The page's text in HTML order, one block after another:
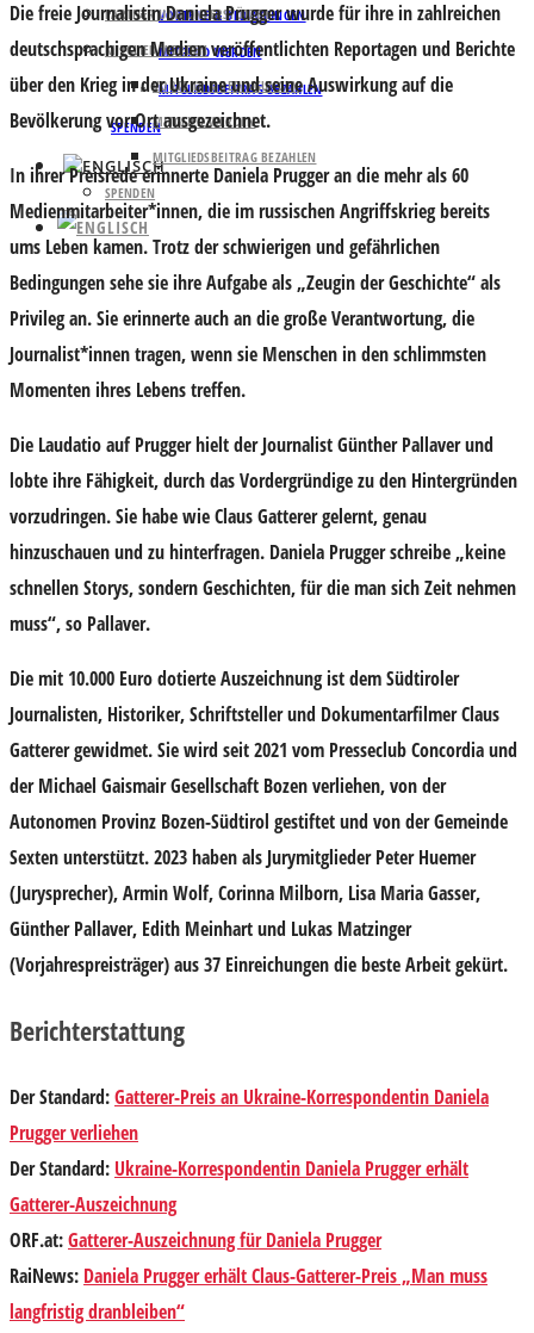
VORTEILE & BEDINGUNGEN
MITGLIED WERDEN
MITGLIEDSBEITRAG BEZAHLEN
SPENDEN
PARTNER UND UNTERSTÜTZER
MITGLIED WERDEN
VORTEILE & BEDINGUNGEN
MITGLIED WERDEN
MITGLIEDSBEITRAG BEZAHLEN
SPENDEN
Die freie Journalistin Daniela Prugger wurde für ihre in zahlreichen
deutschsprachigen Medien veröffentlichten Reportagen und Berichte
über den Krieg in der Ukraine und seine Auswirkung auf die
Bevölkerung vor Ort ausgezeichnet.
In ihrer Preisrede erinnerte Daniela Prugger an die mehr als 60
Medienmitarbeiter*innen, die im russischen Angriffskrieg bereits
ums Leben kamen. Trotz der schwierigen und gefährlichen
Bedingungen sehe sie ihre Aufgabe als „Zeugin der Geschichte“ als
Privileg an. Sie erinnerte auch an die große Verantwortung, die
Journalist*innen tragen, wenn sie Menschen in den schlimmsten
Momenten ihres Lebens treffen.
Die Laudatio auf Prugger hielt der Journalist Günther Pallaver und
lobte ihre Fähigkeit, durch das Vordergründige zu den Hintergründen
vorzudringen. Sie habe wie Claus Gatterer gelernt, genau
hinzuschauen und zu hinterfragen. Daniela Prugger schreibe „keine
schnellen Storys, sondern Geschichten, für die man sich Zeit nehmen
muss“, so Pallaver.
Die mit 10.000 Euro dotierte Auszeichnung ist dem Südtiroler
Journalisten, Historiker, Schriftsteller und Dokumentarfilmer Claus
Gatterer gewidmet. Sie wird seit 2021 vom Presseclub Concordia und
der Michael Gaismair Gesellschaft Bozen verliehen, von der
Autonomen Provinz Bozen-Südtirol gestiftet und von der Gemeinde
Sexten unterstützt. 2023 haben als Jurymitglieder Peter Huemer
(Jurysprecher), Armin Wolf, Corinna Milborn, Lisa Maria Gasser,
Günther Pallaver, Edith Meinhart und Lukas Matzinger
(Vorjahrespreisträger) aus 37 Einreichungen die beste Arbeit gekürt.
Berichterstattung
Der Standard:Gatterer-Preis an Ukraine-Korrespondentin Daniela
Prugger verliehen
Der Standard: Ukraine-Korrespondentin Daniela Prugger erhält
Gatterer-Auszeichnung
ORF.at:Gatterer-Auszeichnung für Daniela Prugger
RaiNews: Daniela Prugger erhält Claus-Gatterer-Preis „Man muss
langfristig dranbleiben“